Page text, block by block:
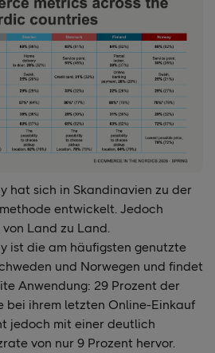
hat sich in Skandinavien zu der
entwickelt. Jedoch
Land zu Land.
ist die am häufigsten genutzte
und Norwegen und findet
Anwendung: 29 Prozent der
bei ihrem letzten Online-Einkauf
jedoch mit einer deutlich
von nur 9 Prozent hervor.